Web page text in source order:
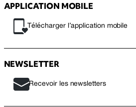
APPLICATION MOBILE
Télécharger l’application mobile
NEWSLETTER
Recevoir les newsletters